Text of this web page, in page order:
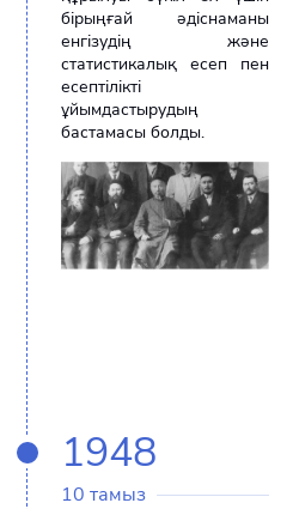
бірыңғай әдіснаманы
енгізудің және
статистикалық есеп пен
есептілікті
ұйымдастырудың
бастамасы болды.
1948
10 тамыз